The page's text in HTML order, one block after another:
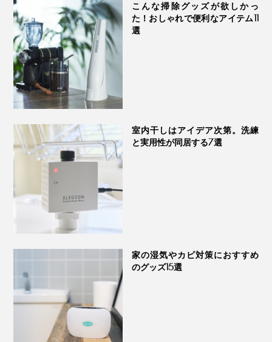
こんな掃除グッズが欲しかっ
た！おしゃれで便利なアイテム11
選
室内干しはアイデア次第。洗練
と実用性が同居する7選
家の湿気やカビ対策におすすめ
のグッズ15選